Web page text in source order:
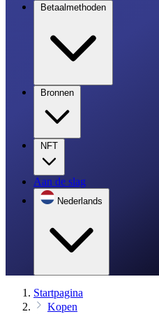
Betaalmethoden
Bronnen
NFT
Aan de slag
Nederlands
Startpagina
Kopen